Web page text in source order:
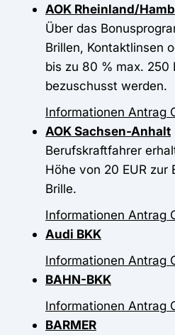
AOK Rheinland/
Über das
Brillen, Kontaktlinsen
bis zu 80 % max. 250
bezuschusst werden.
Informationen Antrag
AOK Sachsen-Anhalt
Berufskraftfahrer
Höhe von 20 EUR zur
Brille.
Informationen Antrag
Audi BKK
Informationen Antrag
BAHN-BKK
Informationen Antrag
BARMER